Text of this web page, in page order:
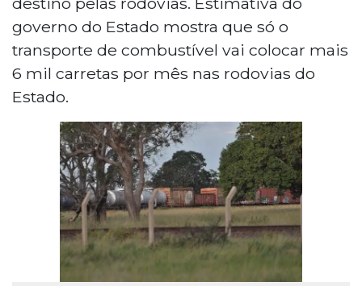
governo do Estado mostra que só o
transporte de combustível vai colocar mais
6 mil carretas por mês nas rodovias do
Estado.